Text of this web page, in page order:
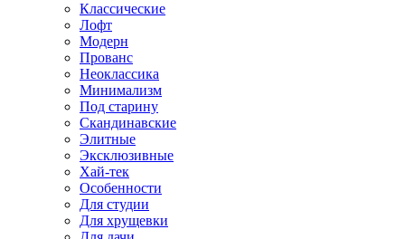
Классические
Лофт
Модерн
Прованс
Неоклассика
Минимализм
Под старину
Скандинавские
Элитные
Эксклюзивные
Хай-тек
Особенности
Для студии
Для хрущевки